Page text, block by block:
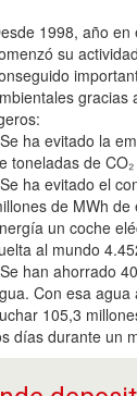
1998, año en
su
gracias
ha evitado la
toneladas de
ha evitado el
de MWh
un coche
al mundo
han ahorrado
Con esa
105,3
días durante un